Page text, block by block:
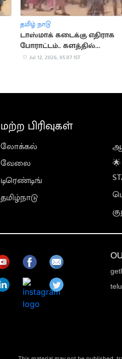
தமிழ் நாடு
டாஸ்மாக் கடைக்கு எதிராக
போராட்டம்.. களத்தில்
இறங்கிய மாணவர்கள்
Jul 12, 2026, 05:07 IST
மற்ற பிரிவுகள்
லோக்கல்
வேலை
டிரெண்டிங்
தமிழ்நாடு